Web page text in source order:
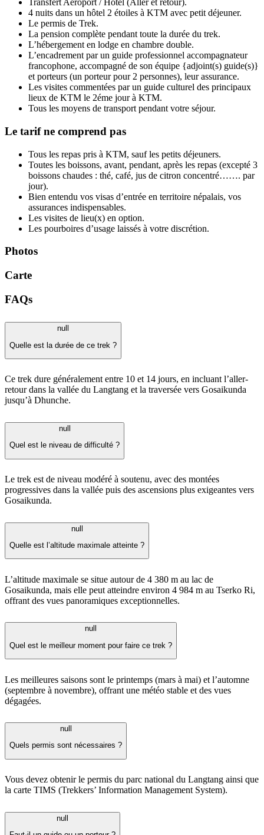
Transfert Aéroport / Hôtel (Aller et retour).
4 nuits dans un hôtel 2 étoiles à KTM avec petit déjeuner.
Le permis de Trek.
La pension complète pendant toute la durée du trek.
L’hébergement en lodge en chambre double.
L’encadrement par un guide professionnel accompagnateur
francophone, accompagné de son équipe {adjoint(s) guide(s)}
et porteurs (un porteur pour 2 personnes), leur assurance.
Les visites commentées par un guide culturel des principaux
lieux de KTM le 2éme jour à KTM.
Tous les moyens de transport pendant votre séjour.
Le tarif ne comprend pas
Tous les repas pris à KTM, sauf les petits déjeuners.
Toutes les boissons, avant, pendant, après les repas (excepté 3
boissons chaudes : thé, café, jus de citron concentré……. par
jour).
Bien entendu vos visas d’entrée en territoire népalais, vos
assurances indispensables.
Les visites de lieu(x) en option.
Les pourboires d’usage laissés à votre discrétion.
Photos
Carte
FAQs
null
Quelle est la durée de ce trek ?
Ce trek dure généralement entre 10 et 14 jours, en incluant l’aller-
retour dans la vallée du Langtang et la traversée vers Gosaikunda
jusqu’à Dhunche.
null
Quel est le niveau de difficulté ?
Le trek est de niveau modéré à soutenu, avec des montées
progressives dans la vallée puis des ascensions plus exigeantes vers
Gosaikunda.
null
Quelle est l’altitude maximale atteinte ?
L’altitude maximale se situe autour de 4 380 m au lac de
Gosaikunda, mais elle peut atteindre environ 4 984 m au Tserko Ri,
offrant des vues panoramiques exceptionnelles.
null
Quel est le meilleur moment pour faire ce trek ?
Les meilleures saisons sont le printemps (mars à mai) et l’automne
(septembre à novembre), offrant une météo stable et des vues
dégagées.
null
Quels permis sont nécessaires ?
Vous devez obtenir le permis du parc national du Langtang ainsi que
la carte TIMS (Trekkers’ Information Management System).
null